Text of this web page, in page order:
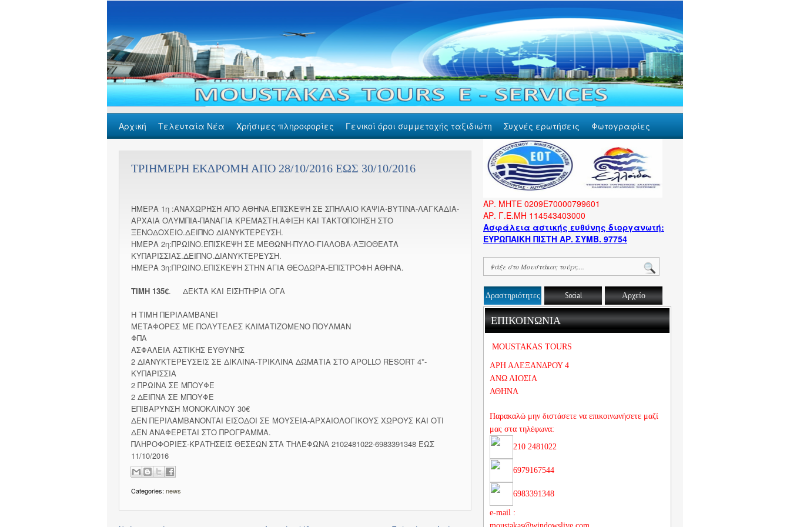
Αρχική Τελευταία Νέα Χρήσιμες πληροφορίες Γενικοί όροι συμμετοχής ταξιδιώτη Συχνές ερωτήσεις Φωτογραφίες
GDPR Επικοινωνία
ΤΡΙΗΜΕΡΗ ΕΚΔΡΟΜΗ ΑΠΟ 28/10/2016 ΕΩΣ 30/10/2016
ΗΜΕΡΑ 1η :ANΑΧΩΡΗΣΗ ΑΠΟ ΑΘΗΝΑ.ΕΠΙΣΚΕΨΗ ΣΕ ΣΠΗΛΑΙΟ ΚΑΨΙΑ-ΒΥΤΙΝΑ-ΛΑΓΚΑΔΙΑ-
ΑΡΧΑΙΑ ΟΛΥΜΠΙΑ-ΠΑΝΑΓΙΑ ΚΡΕΜΑΣΤΗ.ΑΦΙΞΗ ΚΑΙ ΤΑΚΤΟΠΟΙΗΣΗ ΣΤΟ
ΞΕΝΟΔΟΧΕΙΟ.ΔΕΙΠΝΟ ΔΙΑΝΥΚΤΕΡΕΥΣΗ.
ΗΜΕΡΑ 2η:ΠΡΩΙΝΟ.ΕΠΙΣΚΕΨΗ ΣΕ ΜΕΘΩΝΗ-ΠΥΛΟ-ΓΙΑΛΟΒΑ-ΑΞΙΟΘΕΑΤΑ
ΚΥΠΑΡΙΣΣΙΑΣ.ΔΕΙΠΝΟ.ΔΙΑΝΥΚΤΕΡΕΥΣΗ.
ΗΜΕΡΑ 3η:ΠΡΩΙΝΟ.ΕΠΙΣΚΕΨΗ ΣΤΗΝ ΑΓΙΑ ΘΕΟΔΩΡΑ-ΕΠΙΣΤΡΟΦΗ ΑΘΗΝΑ.
ΤΙΜΗ 135€. ΔΕΚΤΑ ΚΑΙ ΕΙΣΗΤΗΡΙΑ ΟΓΑ
Η ΤΙΜΗ ΠΕΡΙΛΑΜΒΑΝΕΙ
ΜΕΤΑΦΟΡΕΣ ΜΕ ΠΟΛΥΤΕΛΕΣ ΚΛΙΜΑΤΙΖΟΜΕΝΟ ΠΟΥΛΜΑΝ
ΦΠΑ
ΑΣΦΑΛΕΙΑ ΑΣΤΙΚΗΣ ΕΥΘΥΝΗΣ
2 ΔΙΑΝΥΚΤΕΡΕΥΣΕΙΣ ΣΕ ΔΙΚΛΙΝΑ-ΤΡΙΚΛΙΝΑ ΔΩΜΑΤΙΑ ΣΤΟ APOLLO RESORT 4*-
ΚΥΠΑΡΙΣΣΙΑ
2 ΠΡΩΙΝΑ ΣΕ ΜΠΟΥΦΕ
2 ΔΕΙΠΝΑ ΣΕ ΜΠΟΥΦΕ
ΕΠΙΒΑΡΥΝΣΗ ΜΟΝΟΚΛΙΝΟΥ 30€
ΔΕΝ ΠΕΡΙΛΑΜΒΑΝΟΝΤΑΙ ΕΙΣΟΔΟΙ ΣΕ ΜΟΥΣΕΙΑ-ΑΡΧΑΙΟΛΟΓΙΚΟΥΣ ΧΩΡΟΥΣ ΚΑΙ ΟΤΙ
ΔΕΝ ΑΝΑΦΕΡΕΤΑΙ ΣΤΟ ΠΡΟΓΡΑΜΜΑ.
ΠΛΗΡΟΦΟΡΙΕΣ-ΚΡΑΤΗΣΕΙΣ ΘΕΣΕΩΝ ΣΤΑ ΤΗΛΕΦΩΝΑ 2102481022-6983391348 ΕΩΣ
11/10/2016
Categories: news
ΑΡ. ΜΗΤΕ 0209Ε70000799601
ΑΡ. Γ.Ε.ΜΗ 114543403000
Ασφάλεια αστικής ευθύνης διοργανωτή:
ΕΥΡΩΠΑΙΚΗ ΠΙΣΤΗ ΑΡ. ΣΥΜΒ. 97754
Δραστηριότητες Social Αρχείο
ΕΠΙΚΟΙΝΩΝΙΑ
MOUSTAKAS TOURS
ΑΡΗ ΑΛΕΞΑΝΔΡΟΥ 4
ΑΝΩ ΛΙΟΣΙΑ
ΑΘΗΝΑ
Παρακαλώ μην διστάσετε να επικοινωνήσετε μαζί
μας στα τηλέφωνα:
210 2481022
6979167544
6983391348
e-mail :